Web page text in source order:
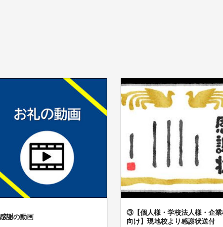
謝の動画
③【個人様・学校法人様・企業
向け】現地校より感謝状送付